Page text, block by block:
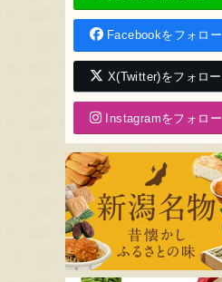
Facebookをフォロー
X(Twitter)をフォロー
Instagramをフォロー